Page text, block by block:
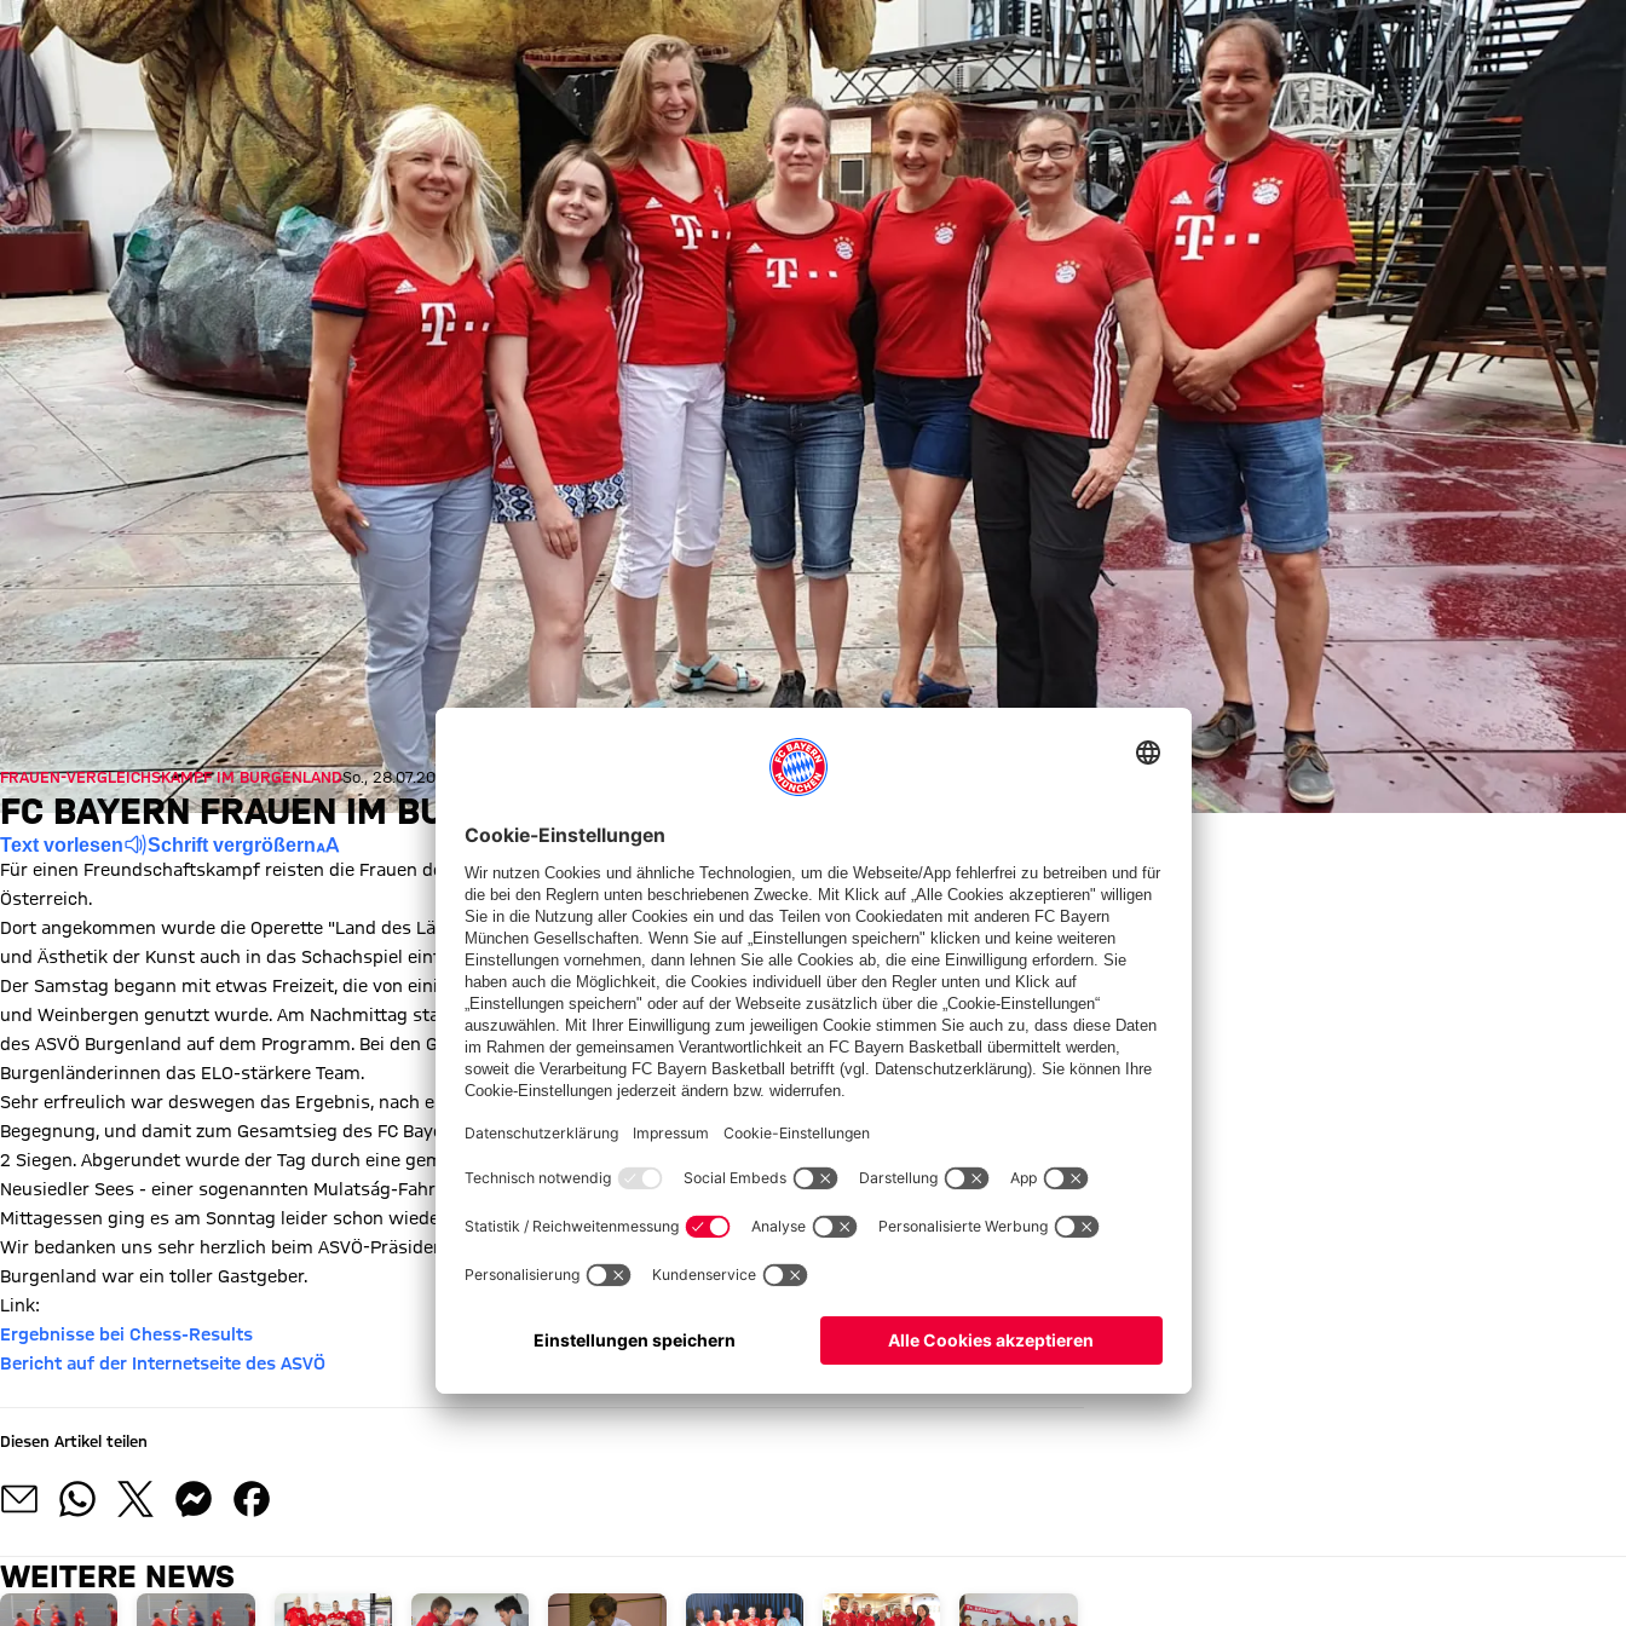
FRAUEN-VERGLEICHSKAMPF IM BURGENLANDSo., 28.07.2019, 17:45 UTC
FC BAYERN FRAUEN IM BURGENLAND ZU GAST
Text vorlesen Schrift vergrößern
Für einen Freundschaftskampf reisten die Frauen des FC Bayern München vom 26.7. bis 28.7. 2019 ins Burgenland nach
Österreich.
Dort angekommen wurde die Operette "Land des Lächelns" von F. Lehar auf der Seebühne in Mörbisch besucht, um Inspiration
und Ästhetik der Kunst auch in das Schachspiel einfließen zu lassen.
Der Samstag begann mit etwas Freizeit, die von einigen für einen ausgedehnten Spaziergang durch den Nationalpark mit Schilf
und Weinbergen genutzt wurde. Am Nachmittag standen dann zwei Schnellschach-Auseinandersetzungen mit einer Auswahl
des ASVÖ Burgenland auf dem Programm. Bei den Gastgebern fehlten zwar die beiden Spitzenbretter, trotzdem stellten die
Burgenländerinnen das ELO-stärkere Team.
Sehr erfreulich war deswegen das Ergebnis, nach einem 3:3 im ersten Durchgang kam es zu einem überragenden 5:1 in der 2.
Begegnung, und damit zum Gesamtsieg des FC Bayern von 8:4. Erfolgreichste Spielerin war Neuzugang Marharyta Khrapko mit
2 Siegen. Abgerundet wurde der Tag durch eine gemeinsame Grillfeier beider Teams auf einem kleinen Schiff im Schilf des
Neusiedler Sees - einer sogenannten Mulatság-Fahrt. Nach einem Besuch des Seebads Podersdorf und einem gemeinsamen
Mittagessen ging es am Sonntag leider schon wieder nach Hause.
Wir bedanken uns sehr herzlich beim ASVÖ-Präsidenten Robert Zsifkovits für die Organsation unseres Aufenthalts. Das
Burgenland war ein toller Gastgeber.
Link:
Ergebnisse bei Chess-Results
Bericht auf der Internetseite des ASVÖ
Diesen Artikel teilen
WEITERE NEWS